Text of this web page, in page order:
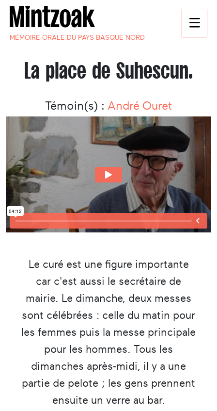
MÉMOIRE ORALE DU PAYS BASQUE NORD
La place de Suhescun.
Témoin(s) : André Ouret
Le curé est une figure importante
car c'est aussi le secrétaire de
mairie. Le dimanche, deux messes
sont célébrées : celle du matin pour
les femmes puis la messe principale
pour les hommes. Tous les
dimanches après-midi, il y a une
partie de pelote ; les gens prennent
ensuite un verre au bar.